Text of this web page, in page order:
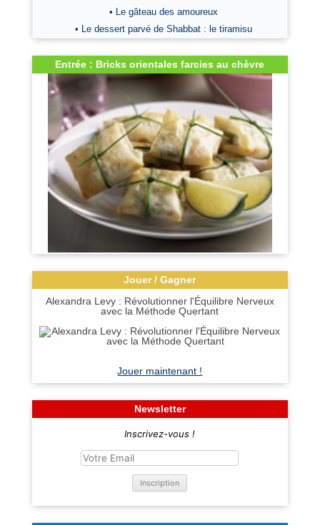
• Le gâteau des amoureux
• Le dessert parvé de Shabbat : le tiramisu
Entrée : Bricks orientales farcies au chèvre
Jouer / Gagner
Alexandra Levy : Révolutionner l'Équilibre Nerveux
avec la Méthode Quertant
Jouer maintenant !
Newsletter
Inscrivez-vous !